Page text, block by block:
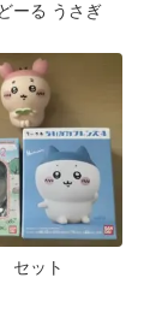
ーる うさぎ
セット